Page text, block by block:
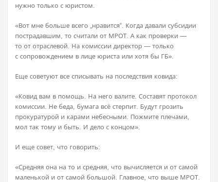
нужно только с юристом.
«Вот мне больше всего „нравится“. Когда давали субсидии
пострадавшим, то считали от МРОТ. А как проверки —
то от отраслевой. На комиссии директор — только
с сопровождением в лице юриста или хотя бы ГБ».
Еще советуют все списывать на последствия ковида:
«Ковид вам в помощь. На него валите. Составят протокол
комиссии. Не беда, бумага всё стерпит. Будут грозить
прокуратурой и карами небесными. Пожмите плечами,
мол так тому и быть. И дело с концом».
И еще совет, что говорить:
«Средняя она на то и средняя, что вычисляется и от самой
маленькой и от самой большой. Главное, что выше МРОТ.